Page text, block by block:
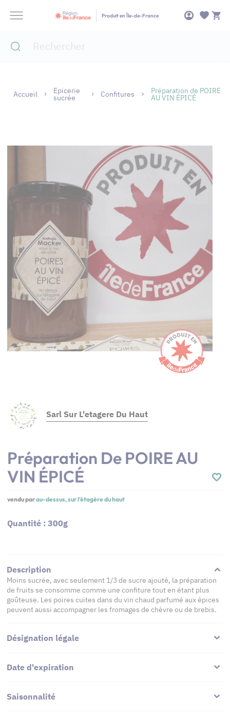
Produit en Île-de-France
Accueil Epicerie
sucrée Confitures Préparation de POIRE
AU VIN ÉPICÉ
Sarl Sur L'etagere Du Haut
Préparation De POIRE AU
VIN ÉPICÉ
vendu parau-dessus, sur l'étagère du haut
Quantité : 300g
Description
Moins sucrée, avec seulement 1/3 de sucre ajouté, la préparation
de fruits se consomme comme une confiture tout en étant plus
goûteuse. Les poires cuites dans du vin chaud parfumé aux épices
peuvent aussi accompagner les fromages de chèvre ou de brebis.
Désignation légale
Date d'expiration
Saisonnalité